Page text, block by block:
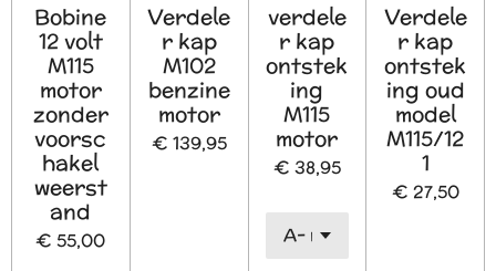
Bobine
12 volt
M115
motor
zonder
voorsc
hakel
weerst
and
€ 55,00
Verdele
r kap
M102
benzine
motor
€ 139,95
verdele
r kap
ontstek
ing
M115
motor
€ 38,95
Verdele
r kap
ontstek
ing oud
model
M115/12
1
€ 27,50